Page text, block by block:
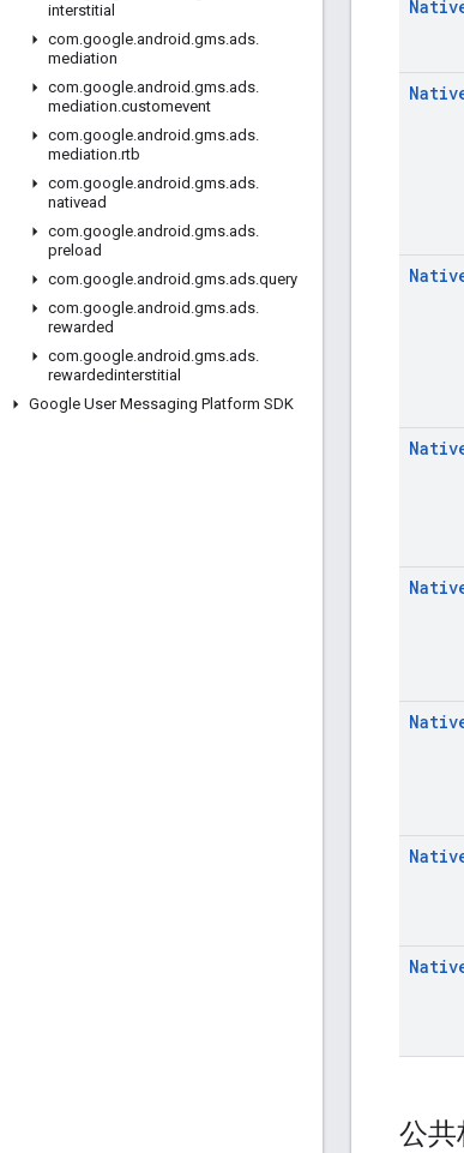
interstitial
com.google.android .gms.ads.
mediation
com.google.android .gms.ads.
mediation.customevent
com.google.android .gms.ads.
mediation.rtb
com.google.android .gms.ads.
nativead
com.google.android .gms.ads.
preload
com.google.android .gms.ads.query
com.google.android .gms.ads.
rewarded
com.google.android .gms.ads.
rewardedinterstitial
Google User Messaging Platform SDK
公共